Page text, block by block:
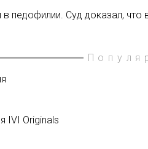
Суд доказал, что
IVI Originals